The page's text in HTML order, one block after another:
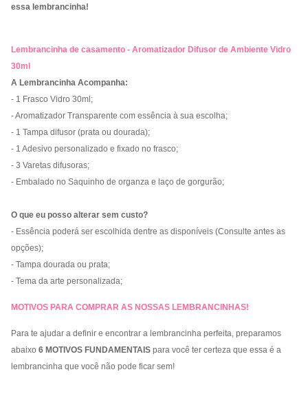
essa lembrancinha!
Lembrancinha de casamento - Aromatizador Difusor de Ambiente Vidro
30ml
A Lembrancinha Acompanha:
- 1 Frasco Vidro 30ml;
- Aromatizador Transparente com essência à sua escolha;
- 1 Tampa difusor (prata ou dourada);
- 1 Adesivo personalizado e fixado no frasco;
- 3 Varetas difusoras;
- Embalado no Saquinho de organza e laço de gorgurão;
O que eu posso alterar sem custo?
- Essência poderá ser escolhida dentre as disponíveis (Consulte antes as
opções);
- Tampa dourada ou prata;
- Tema da arte personalizada;
MOTIVOS PARA COMPRAR AS NOSSAS LEMBRANCINHAS!
Para te ajudar a definir e encontrar a lembrancinha perfeita, preparamos
abaixo 6 MOTIVOS FUNDAMENTAIS para você ter certeza que essa é a
lembrancinha que você não pode ficar sem!